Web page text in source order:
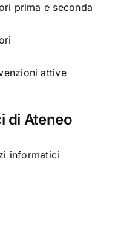
prima e seconda
attive
di Ateneo
informatici